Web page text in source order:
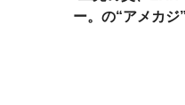
ー。の“アメカジ